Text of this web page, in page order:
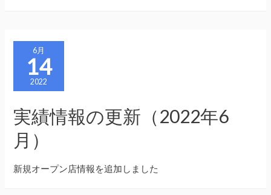
6月
14
2022
実績情報の更新（2022年6
月）
新規オープン店情報を追加しました